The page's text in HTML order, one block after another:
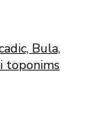
Bula,
toponims